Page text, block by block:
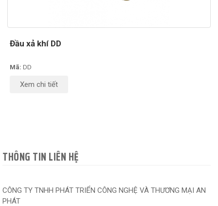
Đầu xả khí DD
Mã: DD
Xem chi tiết
THÔNG TIN LIÊN HỆ
CÔNG TY TNHH PHÁT TRIỂN CÔNG NGHỆ VÀ THƯƠNG MẠI AN
PHÁT